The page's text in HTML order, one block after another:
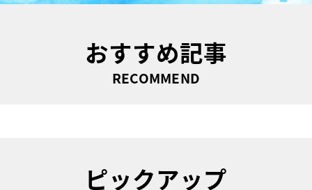
おすすめ記事
RECOMMEND
ピックアップ